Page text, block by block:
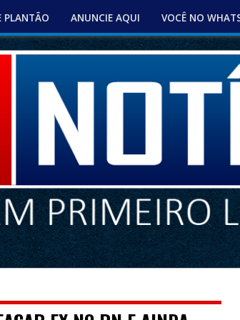
PLANTÃO ANUNCIE AQUI VOCÊ NO